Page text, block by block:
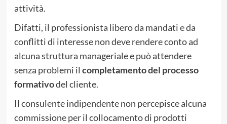
attività.
Difatti, il professionista libero da mandati e da
conflitti di interesse non deve rendere conto ad
alcuna struttura manageriale e può attendere
senza problemi il completamento del processo
formativodel cliente.
Il consulente indipendente non percepisce alcuna
commissione per il collocamento di prodotti